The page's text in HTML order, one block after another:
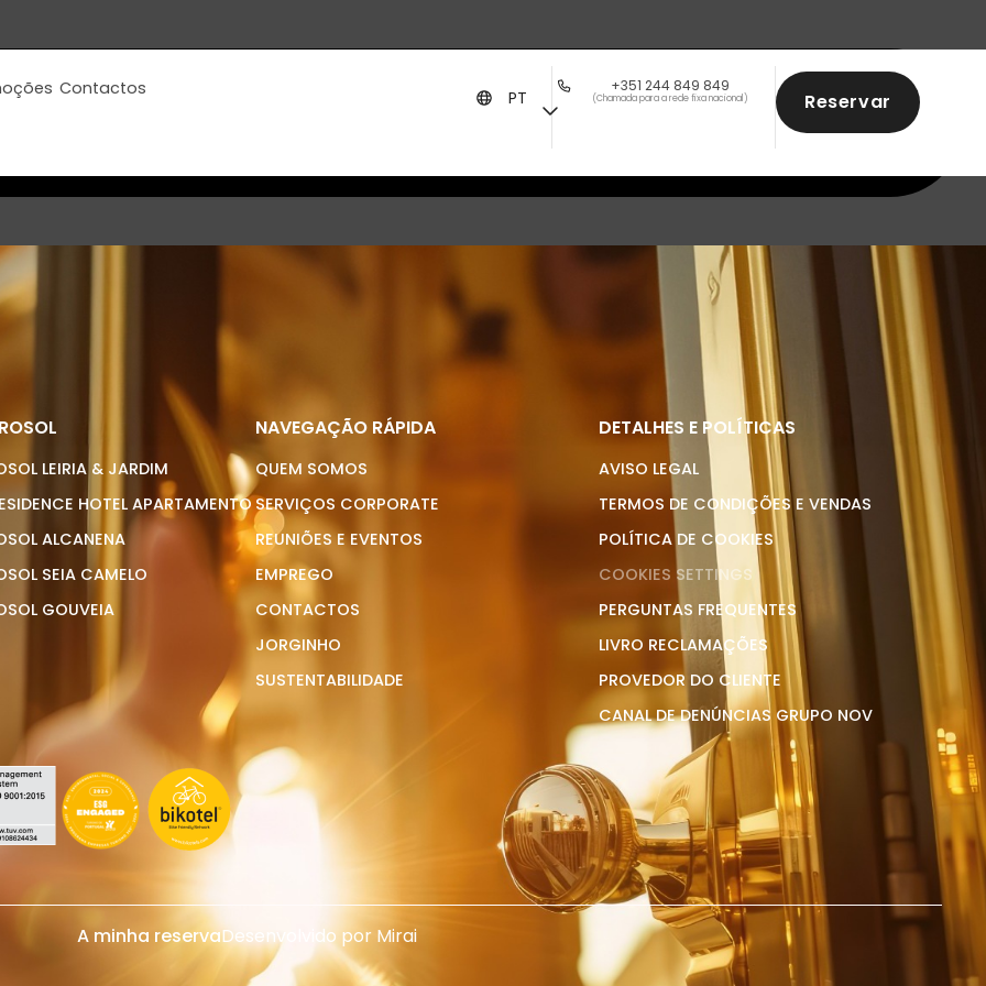
Contactos
Reservar
+351 244 849 849
(Chamada para a rede fixa nacional)
PT
Subscrever
LEIRIA & JARDIM
HOTEL APARTAMENTO
ALCANENA
SEIA CAMELO
GOUVEIA
NAVEGAÇÃO RÁPIDA
QUEM SOMOS
SERVIÇOS CORPORATE
REUNIÕES E EVENTOS
EMPREGO
CONTACTOS
JORGINHO
SUSTENTABILIDADE
DETALHES E POLÍTICAS
AVISO LEGAL
TERMOS DE CONDIÇÕES E VENDAS
POLÍTICA DE COOKIES
COOKIES SETTINGS
PERGUNTAS FREQUENTES
LIVRO RECLAMAÇÕES
PROVEDOR DO CLIENTE
CANAL DE DENÚNCIAS GRUPO NOV
A minha reservaDesenvolvido por Mirai